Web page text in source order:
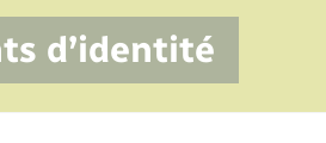
d’identité